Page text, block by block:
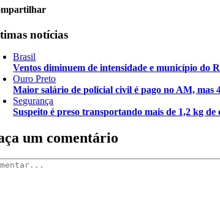
notícias
Brasil
Ventos diminuem de intensidade e município do
Ouro Preto
Maior salário de policial civil é pago no AM, mas
Segurança
Suspeito é preso transportando mais de 1,2 kg
um comentário